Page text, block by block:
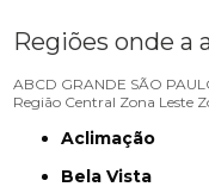
Regiões onde a
ABCD GRANDE SÃO
Região Central Zona Leste
Aclimação
Bela Vista